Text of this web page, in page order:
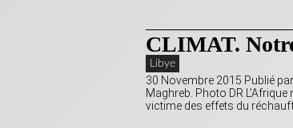
CLIMAT.
Libye
30 Novembre 2015 Publié
Maghreb. Photo DR
victime des effets du